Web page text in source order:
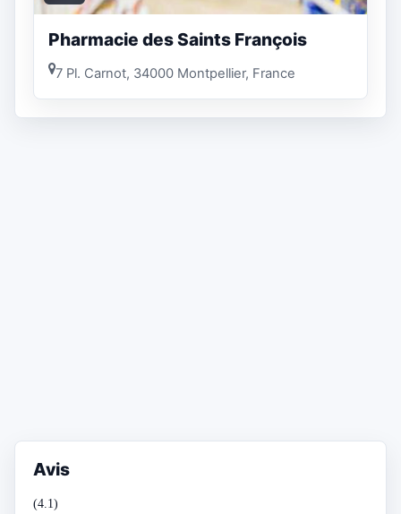
Pharmacie des Saints François
7 Pl. Carnot, 34000 Montpellier, France
Avis
(4.1)